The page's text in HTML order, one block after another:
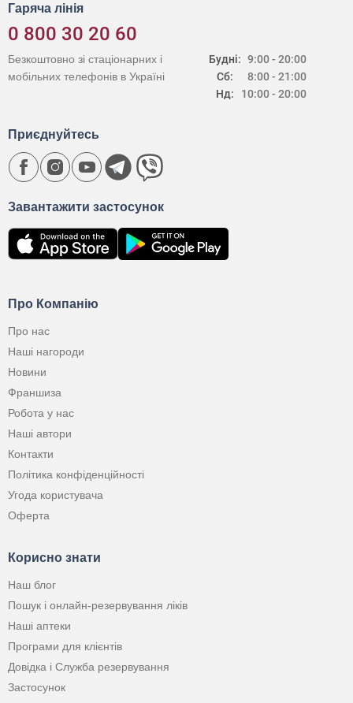
Гаряча лінія
0 800 30 20 60
Будні:
Сб:
Нд:
9:00 - 20:00
8:00 - 21:00
10:00 - 20:00
Безкоштовно зі стаціонарних і
мобільних телефонів в Україні
Про Компанію
Про нас
Наші нагороди
Новини
Франшиза
Робота у нас
Наші автори
Контакти
Політика конфіденційності
Угода користувача
Оферта
Корисно знати
Наш блог
Пошук і онлайн-резервування ліків
Наші аптеки
Програми для клієнтів
Довідка і Служба резервування
Застосунок
Завантажити застосунок
Приєднуйтесь